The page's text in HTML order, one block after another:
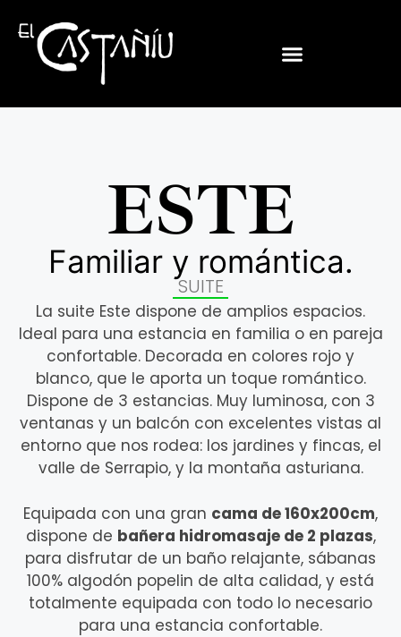
ESTE
Familiar y romántica.
SUITE
La suite Este dispone de amplios espacios.
Ideal para una estancia en familia o en pareja
confortable. Decorada en colores rojo y
blanco, que le aporta un toque romántico.
Dispone de 3 estancias. Muy luminosa, con 3
ventanas y un balcón con excelentes vistas al
entorno que nos rodea: los jardines y fincas, el
valle de Serrapio, y la montaña asturiana.
Equipada con una gran cama de 160x200cm,
dispone de bañera hidromasaje de 2 plazas,
para disfrutar de un baño relajante, sábanas
100% algodón popelin de alta calidad, y está
totalmente equipada con todo lo necesario
para una estancia confortable.